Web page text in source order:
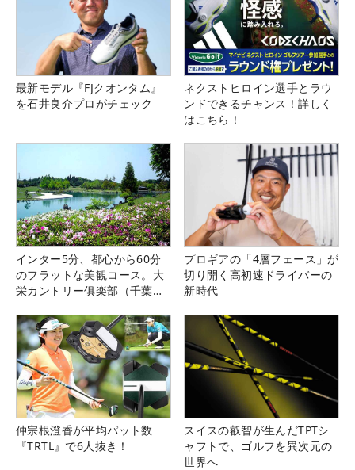
最新モデル『FJクオンタム』
を石井良介プロがチェック
ネクストヒロイン選手とラウ
ンドできるチャンス！詳しく
はこちら！
インター5分、都心から60分
のフラットな美観コース。大
栄カントリー俱楽部（千葉
プロギアの「4層フェース」が
切り開く高初速ドライバーの
新時代
仲宗根澄香が平均パット数
『TRTL』で6人抜き！
スイスの叡智が生んだTPTシ
ャフトで、ゴルフを異次元の
世界へ